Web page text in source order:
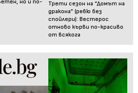
но и по-
Трети сезон на “Домът на
дракона” (ревю без
спойлери): Вестерос
отново кърви по-красиво
от всякога